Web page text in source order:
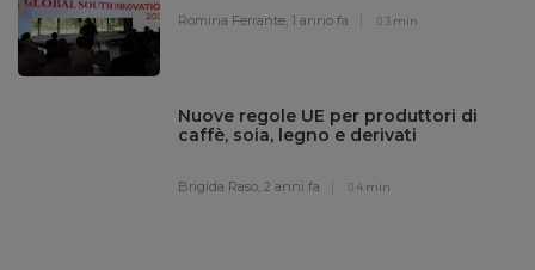
Romina Ferrante,1 anno fa 3 min
Nuove regole UE per produttori di
caffè, soia, legno e derivati
Brigida Raso,2 anni fa 4 min